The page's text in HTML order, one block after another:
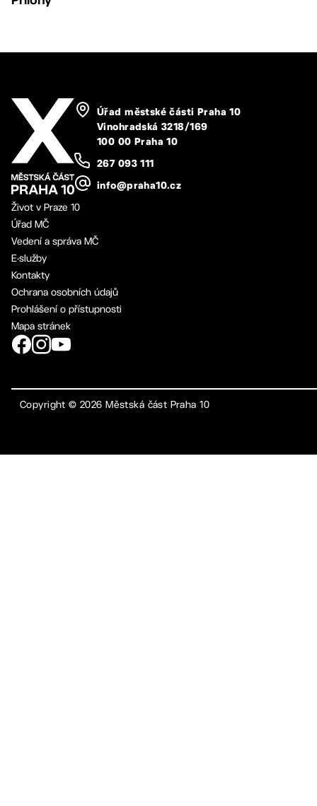
Úřad městské části Praha 10
Vinohradská 3218/169
100 00 Praha 10
267 093 111
info@praha10.cz
Život v Praze 10
Úřad MČ
Vedení a správa MČ
E-služby
Kontakty
Ochrana osobních údajů
Prohlášení o přístupnosti
Mapa stránek
Copyright ©2026 Městská část Praha 10